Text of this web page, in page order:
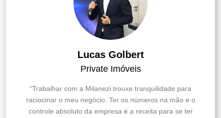
Lucas Golbert
Private Imóveis
“Trabalhar com a Milanezi trouxe tranquilidade para
raciocinar o meu negócio. Ter os números na mão e o
controle absoluto da empresa é a receita para se ter